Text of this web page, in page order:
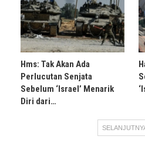
Hms: Tak Akan Ada
Perlucutan Senjata
Sebelum ‘Israel’ Menarik
Diri dari…